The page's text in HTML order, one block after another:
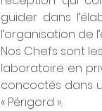
guider dans
l’organisation de
Nos Chefs sont
laboratoire en
concoctés dans
« Périgord ».